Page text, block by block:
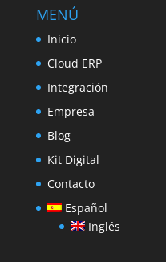
MENÚ
Inicio
Cloud ERP
Integración
Empresa
Blog
Kit Digital
Contacto
Español
Inglés